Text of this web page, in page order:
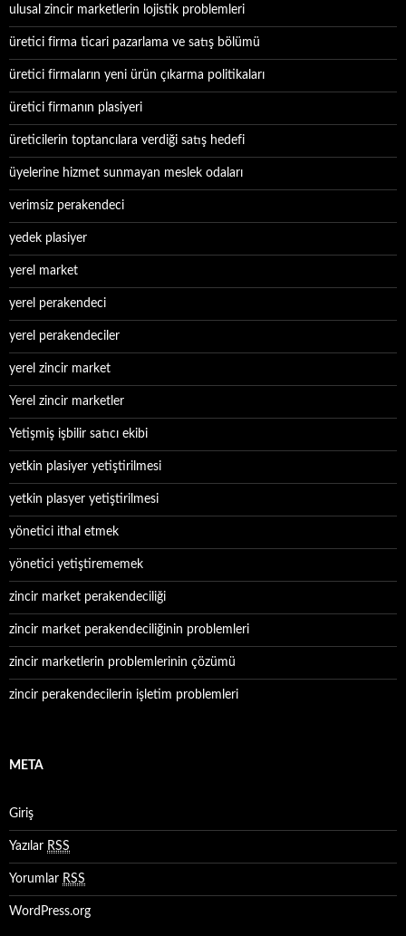
ulusal zincir marketlerin lojistik problemleri
üretici firma ticari pazarlama ve satış bölümü
üretici firmaların yeni ürün çıkarma politikaları
üretici firmanın plasiyeri
üreticilerin toptancılara verdiği satış hedefi
üyelerine hizmet sunmayan meslek odaları
verimsiz perakendeci
yedek plasiyer
yerel market
yerel perakendeci
yerel perakendeciler
yerel zincir market
Yerel zincir marketler
Yetişmiş işbilir satıcı ekibi
yetkin plasiyer yetiştirilmesi
yetkin plasyer yetiştirilmesi
yönetici ithal etmek
yönetici yetiştirememek
zincir market perakendeciliği
zincir market perakendeciliğinin problemleri
zincir marketlerin problemlerinin çözümü
zincir perakendecilerin işletim problemleri
META
Giriş
Yazılar RSS
Yorumlar RSS
WordPress.org